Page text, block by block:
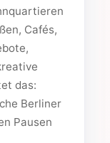
Cafés,
das:
Berliner
Pausen